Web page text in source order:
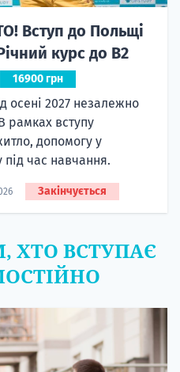
Вступ до Польщі
курс до B2
16900 грн
осені 2027 незалежно
рамках вступу
допомогу у
під час навчання.
Закінчується
ХТО ВСТУПАЄ